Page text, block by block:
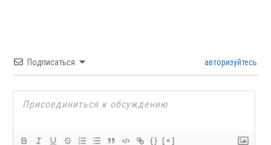
Подписаться авторизуйтесь
{} [+]